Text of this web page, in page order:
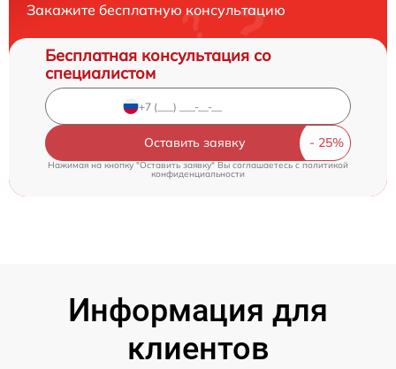
Закажите бесплатную консультацию
Бесплатная консультация со
специалистом
Оставить заявку
Нажимая на кнопку "Оставить заявку" Вы соглашаетесь c политикой
конфиденциальности
Информация для
клиентов